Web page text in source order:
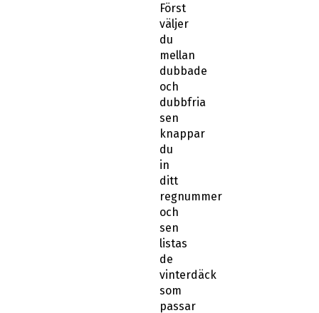
Först
väljer
du
mellan
dubbade
och
dubbfria
sen
knappar
du
in
ditt
regnummer
och
sen
listas
de
vinterdäck
som
passar